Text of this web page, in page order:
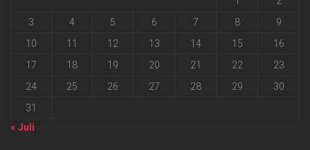
3
4 5 6 7 8
9
10
11 12 13 14 15
16
17
18 19 20 21 22
23
24
25 26 27 28 29
30
31
« Juli